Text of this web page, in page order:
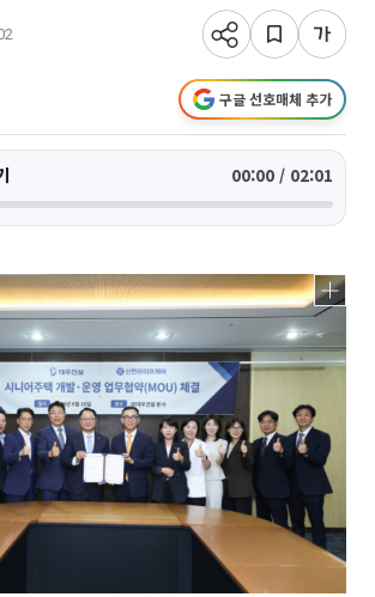
구글 선호매체 추가
00:00 / 02:01